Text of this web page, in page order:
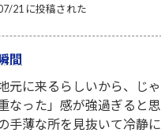
21 に投稿された
間
元に来るらしいから、
なった」感が強過ぎると
手薄な所を見抜いて冷静